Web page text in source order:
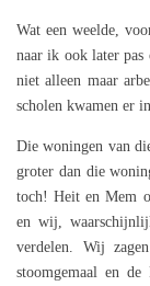
Wat een weelde,
naar ik ook later pas
niet alleen maar
scholen kwamen er
Die woningen van
groter dan die
toch! Heit en Mem
en wij,
verdelen. Wij
stoomgemaal en